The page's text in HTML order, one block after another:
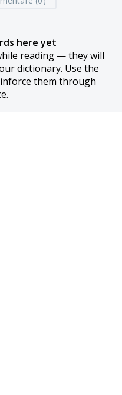
here yet
reading — they will
dictionary. Use the
them through